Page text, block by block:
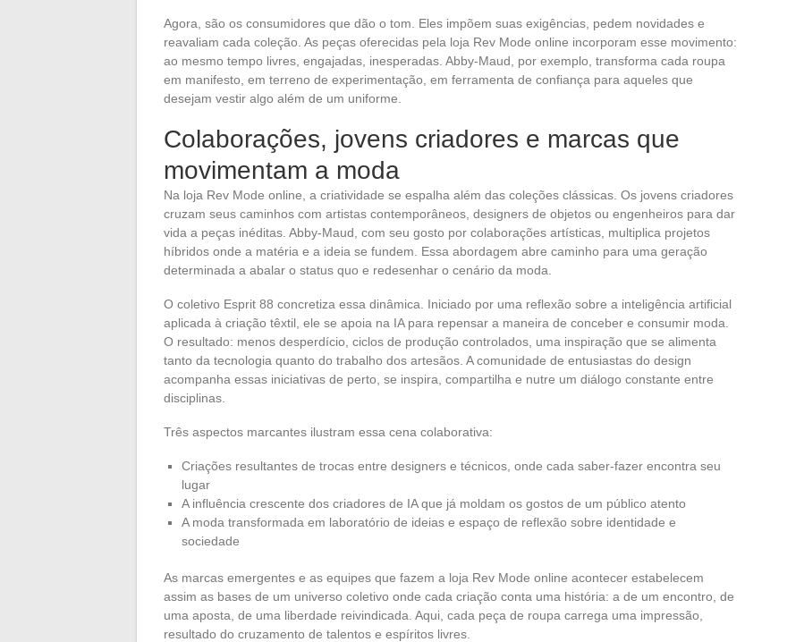
Agora, são os consumidores que dão o tom. Eles impõem suas exigências, pedem novidades e
reavaliam cada coleção. As peças oferecidas pela loja Rev Mode online incorporam esse movimento:
ao mesmo tempo livres, engajadas, inesperadas. Abby-Maud, por exemplo, transforma cada roupa
em manifesto, em terreno de experimentação, em ferramenta de confiança para aqueles que
desejam vestir algo além de um uniforme.
Colaborações, jovens criadores e marcas que
movimentam a moda
Na loja Rev Mode online, a criatividade se espalha além das coleções clássicas. Os jovens criadores
cruzam seus caminhos com artistas contemporâneos, designers de objetos ou engenheiros para dar
vida a peças inéditas. Abby-Maud, com seu gosto por colaborações artísticas, multiplica projetos
híbridos onde a matéria e a ideia se fundem. Essa abordagem abre caminho para uma geração
determinada a abalar o status quo e redesenhar o cenário da moda.
O coletivo Esprit 88 concretiza essa dinâmica. Iniciado por uma reflexão sobre a inteligência artificial
aplicada à criação têxtil, ele se apoia na IA para repensar a maneira de conceber e consumir moda.
O resultado: menos desperdício, ciclos de produção controlados, uma inspiração que se alimenta
tanto da tecnologia quanto do trabalho dos artesãos. A comunidade de entusiastas do design
acompanha essas iniciativas de perto, se inspira, compartilha e nutre um diálogo constante entre
disciplinas.
Três aspectos marcantes ilustram essa cena colaborativa:
Criações resultantes de trocas entre designers e técnicos, onde cada saber-fazer encontra seu
lugar
A influência crescente dos criadores de IA que já moldam os gostos de um público atento
A moda transformada em laboratório de ideias e espaço de reflexão sobre identidade e
sociedade
As marcas emergentes e as equipes que fazem a loja Rev Mode online acontecer estabelecem
assim as bases de um universo coletivo onde cada criação conta uma história: a de um encontro, de
uma aposta, de uma liberdade reivindicada. Aqui, cada peça de roupa carrega uma impressão,
resultado do cruzamento de talentos e espíritos livres.